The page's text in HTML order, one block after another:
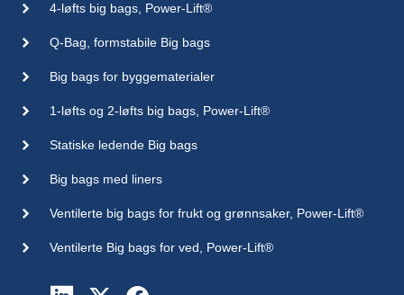
4-løfts big bags, Power-Lift®
Q-Bag, formstabile Big bags
Big bags for byggematerialer
1-løfts og 2-løfts big bags, Power-Lift®
Statiske ledende Big bags
Big bags med liners
Ventilerte big bags for frukt og grønnsaker, Power-Lift®
Ventilerte Big bags for ved, Power-Lift®